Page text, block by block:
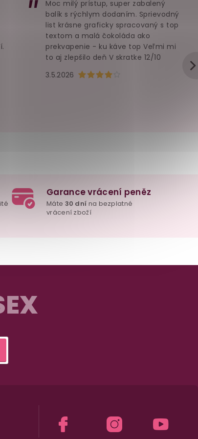
z 5 hvězdiček.
Hodnocení obchodu je 4 z 5
3.5.2026
Moc milý prístup, super zabalený
balík s rýchlym dodaním. Sprievodný
list krásne graficky spracovaný s top
textom a malá čokoláda ako
prekvapenie - ku káve top Veľmi mi
to aj zlepšilo deň V skratke 12/10
Garance vrácení peněz
Máte 30 dní na bezplatné
vrácení zboží